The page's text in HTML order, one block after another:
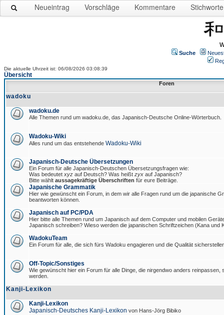
Neueintrag Vorschläge Kommentare Stichworte
Suche
Die aktuelle Uhrzeit ist: 06/08/2026 03:08:39
Übersicht
Foren
wadoku
wadoku.de
Alle Themen rund um wadoku.de, das Japanisch-Deutsche Online-Wörterbuch.
Wadoku-Wiki
Alles rund um das entstehende Wadoku-Wiki
Japanisch-Deutsche Übersetzungen
Ein Forum für alle Japanisch-Deutschen Übersetzungsfragen wie:
Was bedeutet xyz auf Deutsch? Was heißt zyx auf Japanisch?
Bitte wählt aussagekräftige Überschriften für eure Beiträge.
Japanische Grammatik
Hier wie gewünscht ein Forum, in dem wir alle Fragen rund um die japanische
beantworten können.
Japanisch auf PC/PDA
Hier bitte alle Themen rund um Japanisch auf dem Computer und mobilen
Japanisch schreiben? Wieso werden die japanischen Schriftzeichen (Kana und
WadokuTeam
Ein Forum für alle, die sich fürs Wadoku engagieren und die Qualität
Off-Topic/Sonstiges
Wie gewünscht hier ein Forum für alle Dinge, die nirgendwo anders reinpassen,
werden.
Kanji-Lexikon
Kanji-Lexikon
Japanisch-Deutsches Kanji-Lexikon von Hans-Jörg Bibiko